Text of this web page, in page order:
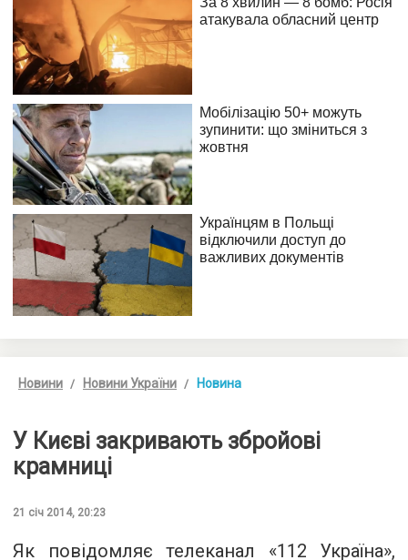
Новини Новини України Новина
У Києві закривають збройові
крамниці
21 січ 2014, 20:23
Як повідомляє телеканал «112 Україна»,